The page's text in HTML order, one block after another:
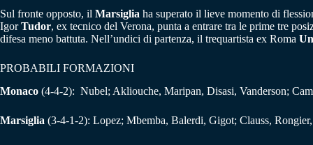
Sul fronte opposto, il Marsiglia ha superato il lieve momento di
IgorTudor, ex tecnico del Verona, punta a entrare tra le prime tre
difesa meno battuta. Nell’undici di partenza, il trequartista ex Roma
PROBABILI FORMAZIONI
Monaco (4-4-2): Nubel; Akliouche, Maripan, Disasi, Vanderson;
Marsiglia (3-4-1-2): Lopez; Mbemba, Balerdi, Gigot; Clauss,